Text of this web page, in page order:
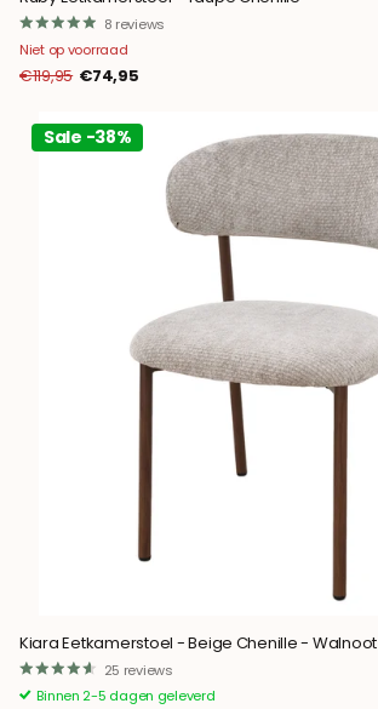
8 reviews
Niet op voorraad
€119,95 €74,95
Sale -38%
Kiara Eetkamerstoel - Beige Chenille - Walnoot
25 reviews
Binnen 2-5 dagen geleverd